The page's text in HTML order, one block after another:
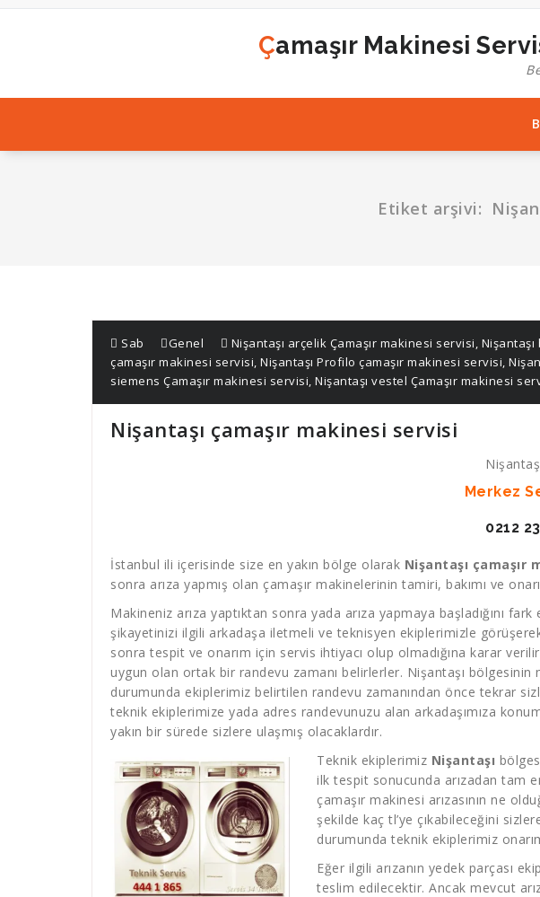
İçeriğe
Çamaşır Makinesi
Etiket arşivi:
Sab Genel Nişantaşı arçelik Çamaşır makinesi servisi,
çamaşır makinesi servisi, Nişantaşı Profilo çamaşır makinesi servisi,
siemens Çamaşır makinesi servisi, Nişantaşı vestel Çamaşır makinesi
Nişantaşı çamaşır makinesi servisi
Merkez
0212
İstanbul ili içerisinde size en yakın bölge olarak Nişantaşı çamaşır
sonra arıza yapmış olan çamaşır makinelerinin tamiri, bakımı ve
Makineniz arıza yaptıktan sonra yada arıza yapmaya başladığını
şikayetinizi ilgili arkadaşa iletmeli ve teknisyen ekiplerimizle
sonra tespit ve onarım için servis ihtiyacı olup olmadığına karar
uygun olan ortak bir randevu zamanı belirlerler. Nişantaşı
durumunda ekiplerimiz belirtilen randevu zamanından önce tekrar
teknik ekiplerimize yada adres randevunuzu alan arkadaşımıza
yakın bir sürede sizlere ulaşmış olacaklardır.
Teknik ekiplerimiz Nişantaşı
ilk tespit sonucunda arızadan tam
çamaşır makinesi arızasının ne
şekilde kaç tl’ye çıkabileceğini
durumunda teknik ekiplerimiz
Eğer ilgili arızanın yedek parçası
teslim edilecektir. Ancak mevcut